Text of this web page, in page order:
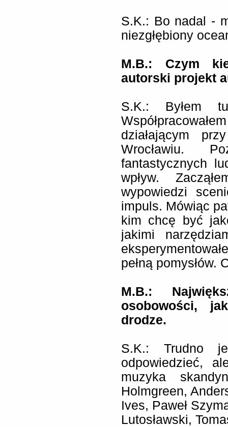
S.K.: Bo nadal -
niezgłębiony
M.B.: Czym
autorski projekt
S.K.: Byłem
działającym
Wrocławiu.
fantastycznych
wpływ.
wypowiedzi
impuls. Mówiąc
kim chcę być
jakimi
pełną pomysłów.
M.B.:
osobowości,
drodze.
S.K.: Trudno
odpowiedzieć,
muzyka
Holmgreen,
Ives, Paweł
Lutosławski,